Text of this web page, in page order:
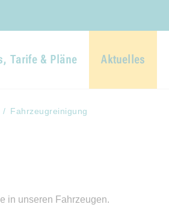
Tarife & Pläne Aktuelles
Fahrzeugreinigung
in unseren Fahrzeugen.